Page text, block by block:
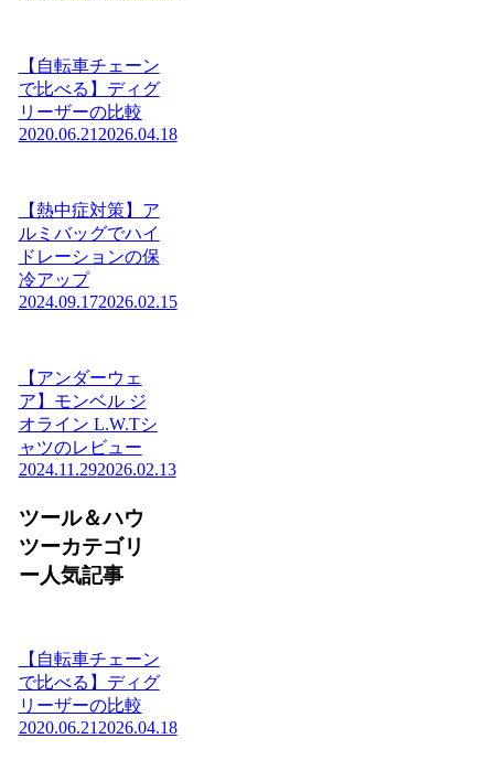
【自転車チェーン
で比べる】ディグ
リーザーの比較
2020.06.21 2026.04.18
【熱中症対策】ア
ルミバッグでハイ
ドレーションの保
冷アップ
2024.09.172026.02.15
【アンダーウェ
ア】モンベル ジ
オライン L.W.Tシ
ャツのレビュー
2024.11.292026.02.13
ツール＆ハウ
ツーカテゴリ
ー人気記事
【自転車チェーン
で比べる】ディグ
リーザーの比較
2020.06.21 2026.04.18